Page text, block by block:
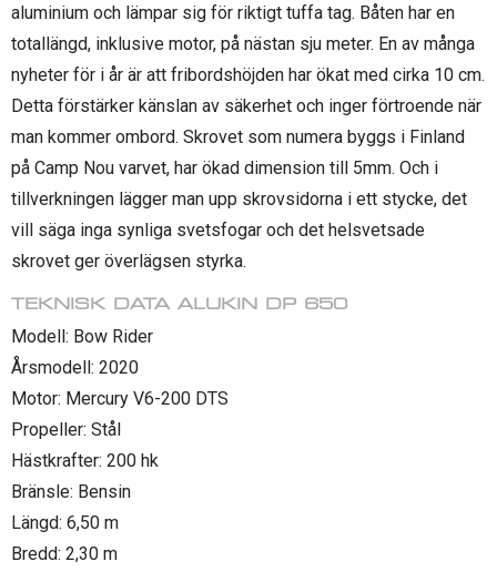
aluminium och lämpar sig för riktigt tuffa tag. Båten har en
totallängd, inklusive motor, på nästan sju meter. En av många
nyheter för i år är att fribordshöjden har ökat med cirka 10 cm.
Detta förstärker känslan av säkerhet och inger förtroende när
man kommer ombord. Skrovet som numera byggs i Finland
på Camp Nou varvet, har ökad dimension till 5mm. Och i
tillverkningen lägger man upp skrovsidorna i ett stycke, det
vill säga inga synliga svetsfogar och det helsvetsade
skrovet ger överlägsen styrka.
TEKNISK DATA ALUKIN DP 650
Modell: Bow Rider
Årsmodell: 2020
Motor: Mercury V6-200 DTS
Propeller: Stål
Hästkrafter: 200 hk
Bränsle: Bensin
Längd: 6,50 m
Bredd: 2,30 m